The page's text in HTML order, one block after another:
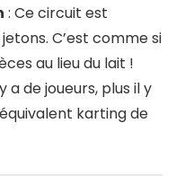
: Ce circuit est
C’est comme si
au lieu du lait !
a de joueurs, plus il y
karting de